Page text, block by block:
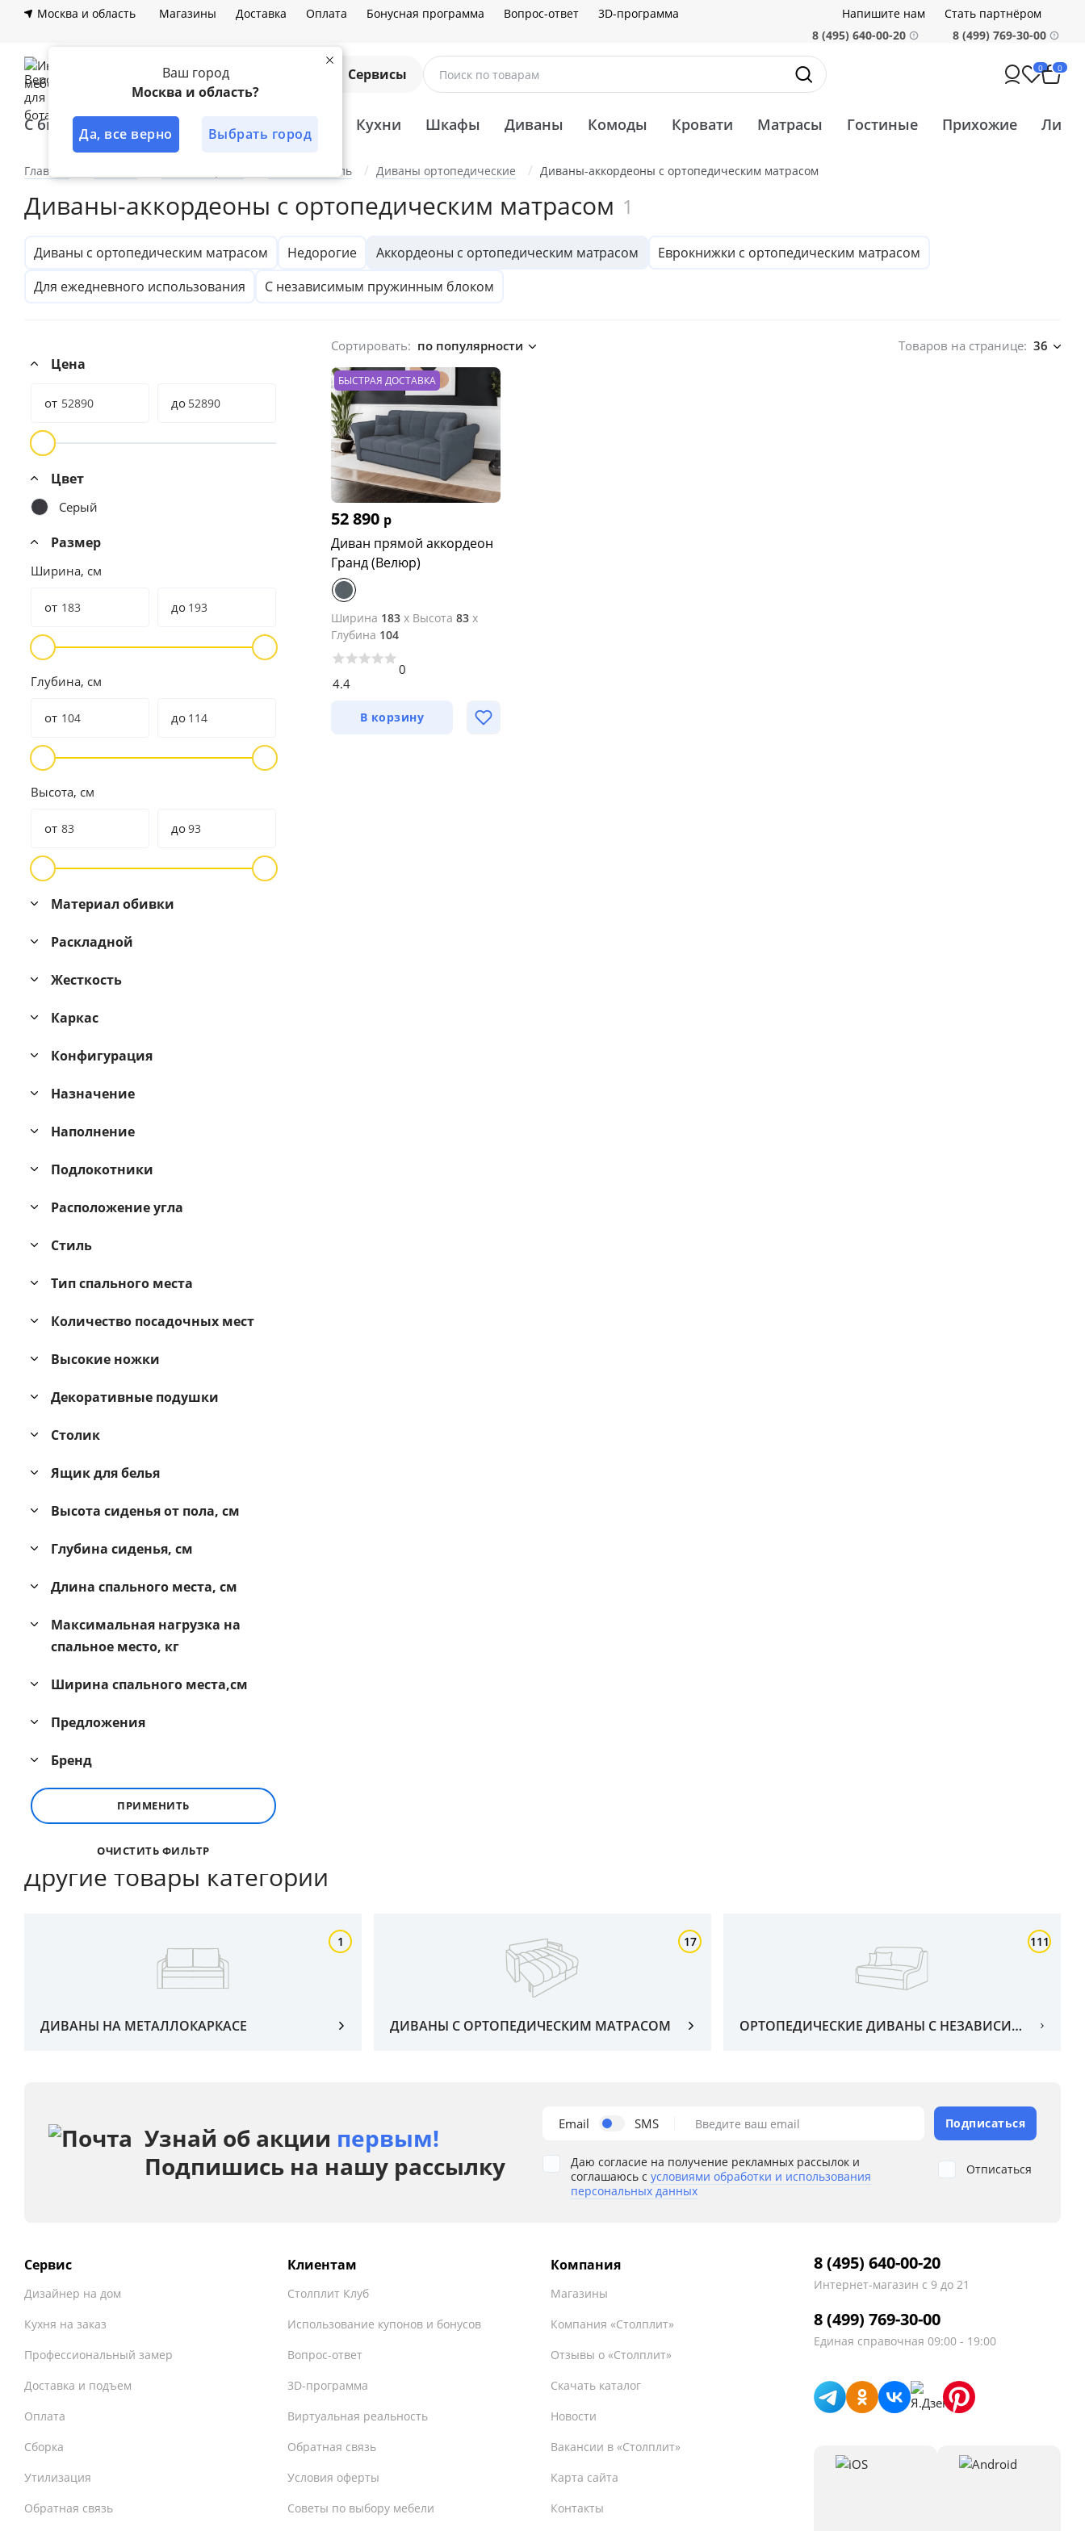
Ваш город
Москва и область?
Да, все верно Выбрать город
Москва и область Магазины Доставка Оплата Бонусная программа Вопрос-ответ 3D-программа Напишите нам
Стать партнёром
8 (495) 640-00-20
8 (499) 769-30-00
Сервисы Поиск по товарам 0 0
С быстрой доставкой Лучшее решение Кухни Шкафы Диваны Комоды Кровати Матрасы Гостиные Прихожие
Главная Мягкая мебель Диваны ортопедические Диваны-аккордеоны с ортопедическим матрасом
Диваны-аккордеоны с ортопедическим матрасом 1
Диваны с ортопедическим матрасом Недорогие Аккордеоны с ортопедическим матрасом
Еврокнижки с ортопедическим матрасом
Для ежедневного использования
С независимым пружинным блоком
Цена
от до
Цвет
Серый
Размер
Ширина, см
от до
Глубина, см
от до
Высота, см
от до
Материал обивки
Раскладной
Жесткость
Каркас
Конфигурация
Назначение
Наполнение
Подлокотники
Расположение угла
Стиль
Тип спального места
Количество посадочных мест
Высокие ножки
Декоративные подушки
Столик
Ящик для белья
Высота сиденья от пола, см
Глубина сиденья, см
Длина спального места, см
Максимальная нагрузка на
спальное место, кг
Ширина спального места,см
Предложения
Бренд
ПРИМЕНИТЬ
ОЧИСТИТЬ ФИЛЬТР
Сортировать: по популярности Товаров на странице: 36
БЫСТРАЯ ДОСТАВКА
52 890 р
Диван прямой аккордеон
Гранд (Велюр)
Ширина 183 x Высота 83 x
Глубина 104
4.4
0
В корзину
Другие товары категории
1
ДИВАНЫ НА МЕТАЛЛОКАРКАСЕ
17
ДИВАНЫ С ОРТОПЕДИЧЕСКИМ МАТРАСОМ
111
ОРТОПЕДИЧЕСКИЕ ДИВАНЫ С НЕЗАВИСИМЫМ ПРУЖИННЫМ БЛОКОМ
Узнай об акции первым!
Подпишись на нашу рассылку
Email SMS Введите ваш email Подписаться
Даю согласие на получение рекламных рассылок и
соглашаюсь с условиями обработки и использования
персональных данных
Отписаться
Сервис
Дизайнер на дом
Кухня на заказ
Профессиональный замер
Доставка и подъем
Оплата
Сборка
Утилизация
Обратная связь
Клиентам
Столплит Клуб
Использование купонов и бонусов
Вопрос-ответ
3D-программа
Виртуальная реальность
Обратная связь
Условия оферты
Советы по выбору мебели
Компания
Магазины
Компания «Столплит»
Отзывы о «Столплит»
Скачать каталог
Новости
Вакансии в «Столплит»
Карта сайта
Контакты
8 (495) 640-00-20
Интернет-магазин с 9 до 21
8 (499) 769-30-00
Единая справочная 09:00 - 19:00